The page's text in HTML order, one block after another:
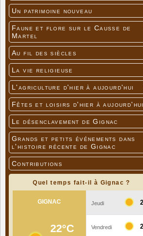
Un patrimoine nouveau
Faune et flore sur le Causse de
Martel
Au fil des siècles
La vie religieuse
L'agriculture d'hier à aujourd'hui
Fêtes et loisirs d'hier à aujourd'hui
Le désenclavement de Gignac
Grands et petits événements dans
l'histoire récente de Gignac
Contributions
Quel temps fait-il à Gignac ?